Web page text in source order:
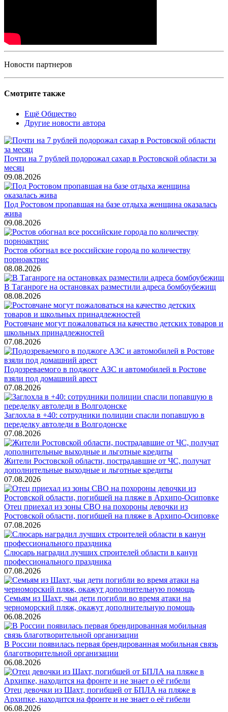
Новости партнеров
Смотрите также
Ещё Общество
Другие новости автора
Почти на 7 рублей подорожал сахар в Ростовской области за
месяц
09.08.2026
Под Ростовом пропавшая на базе отдыха женщина оказалась
жива
09.08.2026
Ростов обогнал все российские города по количеству
порноактрис
08.08.2026
В Таганроге на остановках разместили адреса бомбоубежищ
08.08.2026
Ростовчане могут пожаловаться на качество детских товаров и
школьных принадлежностей
07.08.2026
Подозреваемого в поджоге АЗС и автомобилей в Ростове
взяли под домашний арест
07.08.2026
Заглохла в +40: сотрудники полиции спасли попавшую в
переделку автоледи в Волгодонске
07.08.2026
Жители Ростовской области, пострадавшие от ЧС, получат
дополнительные выходные и льготные кредиты
07.08.2026
Отец приехал из зоны СВО на похороны девочки из
Ростовской области, погибшей на пляже в Архипо-Осиповке
07.08.2026
Слюсарь наградил лучших строителей области в канун
профессионального праздника
07.08.2026
Семьям из Шахт, чьи дети погибли во время атаки на
черноморский пляж, окажут дополнительную помощь
06.08.2026
В России появилась первая брендированная мобильная связь
благотворительной организации
06.08.2026
Отец девочки из Шахт, погибшей от БПЛА на пляже в
Архипке, находится на фронте и не знает о её гибели
06.08.2026